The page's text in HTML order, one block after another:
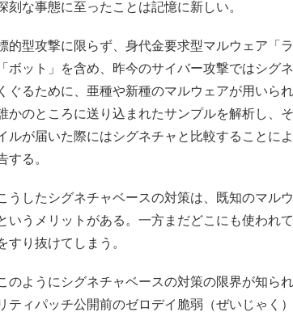
刻な事態に至ったことは記憶に新しい。
的型攻撃に限らず、身代金要求型マルウェア「
ボット」を含め、昨今のサイバー攻撃ではシグ
ぐるために、亜種や新種のマルウェアが用いら
かのところに送り込まれたサンプルを解析し、
ルが届いた際にはシグネチャと比較することに
する。
うしたシグネチャベースの対策は、既知のマル
いうメリットがある。一方まだどこにも使われ
すり抜けてしまう。
のようにシグネチャベースの対策の限界が知ら
ティパッチ公開前のゼロデイ脆弱（ぜいじゃく